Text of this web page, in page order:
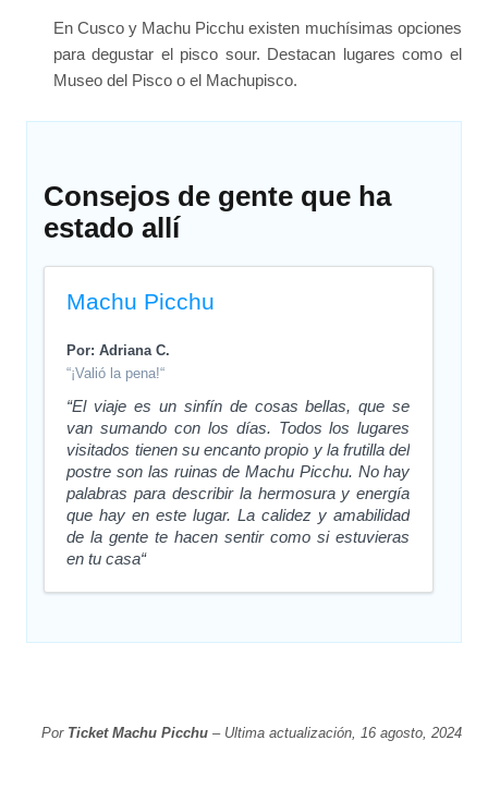
En Cusco y Machu Picchu existen muchísimas opciones
para degustar el pisco sour. Destacan lugares como el
Museo del Pisco o el Machupisco.
Consejos de gente que ha
estado allí
Machu Picchu
Por: Adriana C.
“¡Valió la pena!“
“El viaje es un sinfín de cosas bellas, que se
van sumando con los días. Todos los lugares
visitados tienen su encanto propio y la frutilla del
postre son las ruinas de Machu Picchu. No hay
palabras para describir la hermosura y energía
que hay en este lugar. La calidez y amabilidad
de la gente te hacen sentir como si estuvieras
en tu casa“
Por Ticket Machu Picchu– Ultima actualización, 16 agosto, 2024